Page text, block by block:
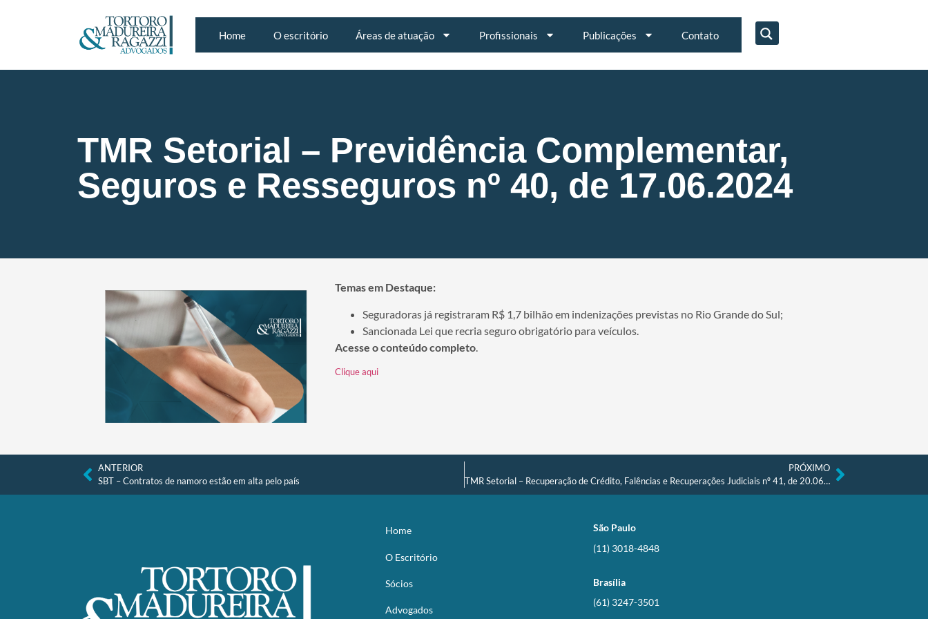
Home O escritório Áreas de atuação Profissionais Publicações Contato
TMR Setorial – Previdência Complementar,
Seguros e Resseguros nº 40, de 17.06.2024
Temas em Destaque:
Seguradoras já registraram R$ 1,7 bilhão em indenizações previstas no Rio Grande do Sul;
Sancionada Lei que recria seguro obrigatório para veículos.
Acesse o conteúdo completo
Clique aqui
ANTERIOR
SBT – Contratos de namoro estão em alta pelo país
PRÓXIMO
TMR Setorial – Recuperação de Crédito, Falências e Recuperações Judiciais nº 41, de 20.06.2024
Home
O Escritório
Sócios
Advogados
São Paulo
(11) 3018-4848
Brasília
(61) 3247-3501